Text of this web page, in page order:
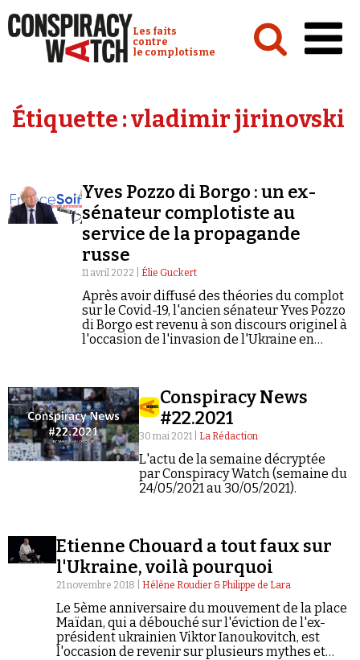
Conspiracy Watch :
Les faits
contre
le complotisme
Analyses
Vidéos
Émissions
Revues de presse
Faire un don
Demander à Vera
Étiquette :vladimir jirinovski
Yves Pozzo di Borgo : un ex-
sénateur complotiste au
service de la propagande
russe
11 avril 2022 | Élie Guckert
Après avoir diffusé des théories du complot
sur le Covid-19, l'ancien sénateur Yves Pozzo
di Borgo est revenu à son discours originel à
l'occasion de l'invasion de l'Ukraine en
Conspiracy News
#22.2021
30 mai 2021 | La Rédaction
L'actu de la semaine décryptée
par Conspiracy Watch (semaine du
24/05/2021 au 30/05/2021).
Etienne Chouard a tout faux sur
l'Ukraine, voilà pourquoi
21 novembre 2018 | Hélène Roudier & Philippe de Lara
Le 5ème anniversaire du mouvement de la place
Maïdan, qui a débouché sur l'éviction de l'ex-
président ukrainien Viktor Ianoukovitch, est
l'occasion de revenir sur plusieurs mythes et